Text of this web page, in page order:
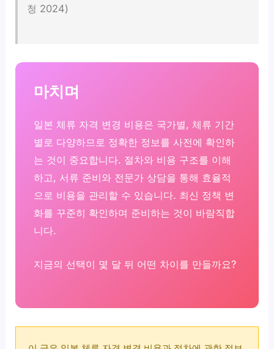
청 2024)
마치며
일본 체류 자격 변경 비용은 국가별, 체류 기간
별로 다양하므로 정확한 정보를 사전에 확인하
는 것이 중요합니다. 절차와 비용 구조를 이해
하고, 서류 준비와 전문가 상담을 통해 효율적
으로 비용을 관리할 수 있습니다. 최신 정책 변
화를 꾸준히 확인하며 준비하는 것이 바람직합
니다.
지금의 선택이 몇 달 뒤 어떤 차이를 만들까요?